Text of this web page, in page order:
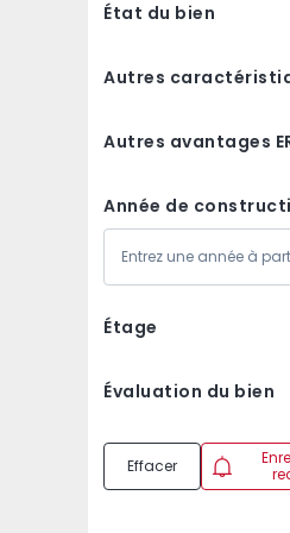
État du bien
Autres
Autres avantages
Année de
Étage
Évaluation du bien
Effacer